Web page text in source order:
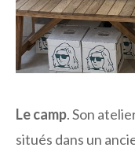
Le camp. Son
situés dans un